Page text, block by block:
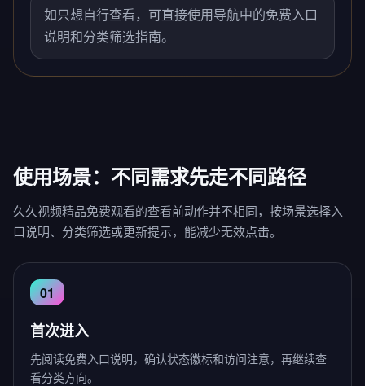
如只想自行查看，可直接使用导航中的免费入口
说明和分类筛选指南。
使用场景：不同需求先走不同路径
久久视频精品免费观看的查看前动作并不相同，按场景选择入
口说明、分类筛选或更新提示，能减少无效点击。
首次进入
先阅读免费入口说明，确认状态徽标和访问注意，再继续查
看分类方向。